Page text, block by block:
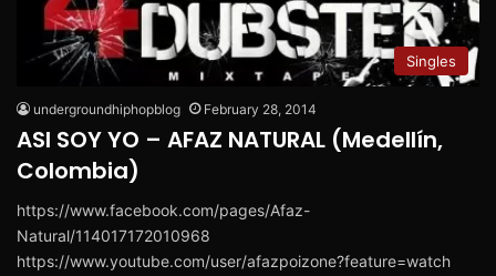
Singles
undergroundhiphopblog February 28, 2014
ASI SOY YO – AFAZ NATURAL (Medellín,
Colombia)
https://www.facebook.com/pages/Afaz-
Natural/114017172010968
https://www.youtube.com/user/afazpoizone?feature=watch